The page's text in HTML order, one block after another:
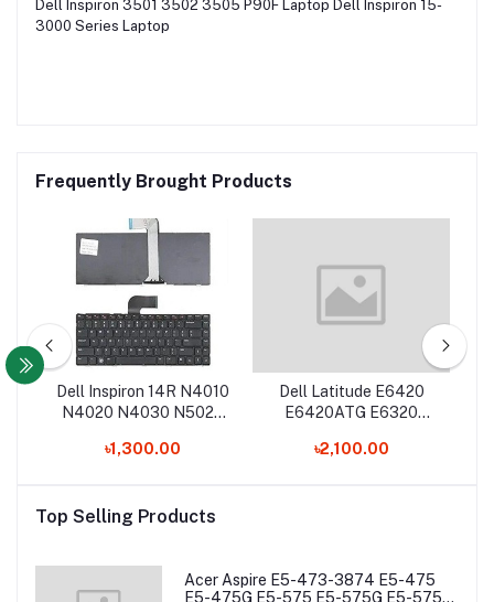
Dell Inspiron 3501 3502 3505 P90F Laptop Dell Inspiron 15-
3000 Series Laptop
Frequently Brought Products
Dell Inspiron 14R N4010
N4020 N4030 N5020
NSK-DJD01 Laptop
৳1,300.00
Dell Latitude E6420
E6420ATG E6320
Keyboard
৳2,100.00
Top Selling Products
Acer Aspire E5-473-3874 E5-475
E5-475G E5-575 E5-575G E5-575T